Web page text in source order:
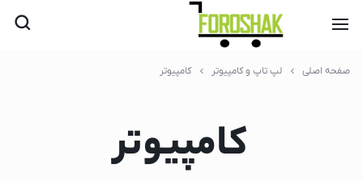
صفحه اصلی لپ تاپ و کامپیوتر کامپیوتر
کامپیوتر